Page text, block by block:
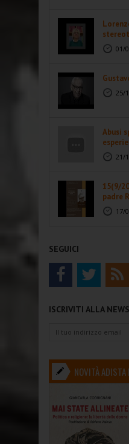
01/
25/
Abusi
21/
15(9/
padre
17/
SEGUICI
ISCRIVITI ALLA
NOVITÀ ADISTA